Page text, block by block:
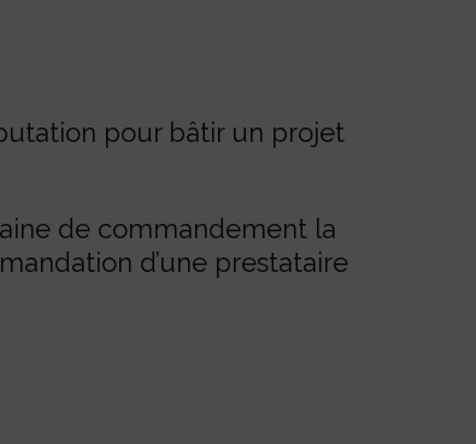
pour bâtir un projet
de commandement la
d’une prestataire